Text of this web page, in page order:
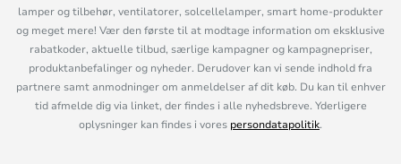
lamper og tilbehør, ventilatorer, solcellelamper, smart home-produkter
og meget mere! Vær den første til at modtage information om eksklusive
rabatkoder, aktuelle tilbud, særlige kampagner og kampagnepriser,
produktanbefalinger og nyheder. Derudover kan vi sende indhold fra
partnere samt anmodninger om anmeldelser af dit køb. Du kan til enhver
tid afmelde dig via linket, der findes i alle nyhedsbreve. Yderligere
oplysninger kan findes i vores persondatapolitik.